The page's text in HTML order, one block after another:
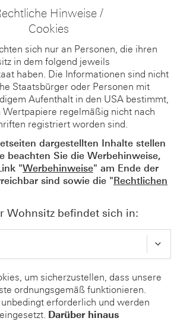
Hinweise /
Cookies
sich nur an Personen, die ihren
in dem folgend jeweils
haben. Die Informationen sind nicht
Staatsbürger oder Personen mit
Aufenthalt in den USA bestimmt,
regelmäßig nicht nach
registriert worden sind.
dargestellten Inhalte stellen
beachten Sie die Werbehinweise,
"Werbehinweise" am Ende der
sind sowie die "Rechtlichen
Wohnsitz befindet sich in:
um sicherzustellen, dass unsere
ordnungsgemäß funktionieren.
erforderlich und werden
Darüber hinaus